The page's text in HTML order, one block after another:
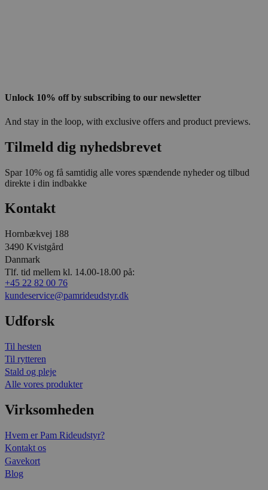
Unlock 10% off by subscribing to our newsletter
And stay in the loop, with exclusive offers and product previews.
Tilmeld dig nyhedsbrevet
Spar 10% og få samtidig alle vores spændende nyheder og tilbud
direkte i din indbakke
Kontakt
Hornbækvej 188
3490 Kvistgård
Danmark
Tlf. tid mellem kl. 14.00-18.00 på:
+45 22 82 00 76
kundeservice@pamrideudstyr.dk
Udforsk
Til hesten
Til rytteren
Stald og pleje
Alle vores produkter
Virksomheden
Hvem er Pam Rideudstyr?
Kontakt os
Gavekort
Blog